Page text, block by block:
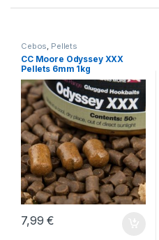
Cebos, Pellets
CC Moore Odyssey XXX
Pellets 6mm 1kg
7,99€